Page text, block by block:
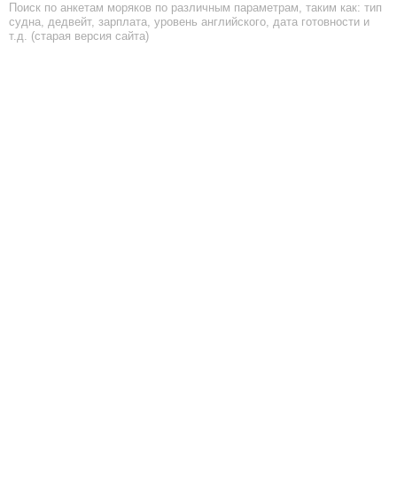
Поиск по анкетам моряков по различным параметрам, таким как: тип
судна, дедвейт, зарплата, уровень английского, дата готовности и
т.д. (старая версия сайта)